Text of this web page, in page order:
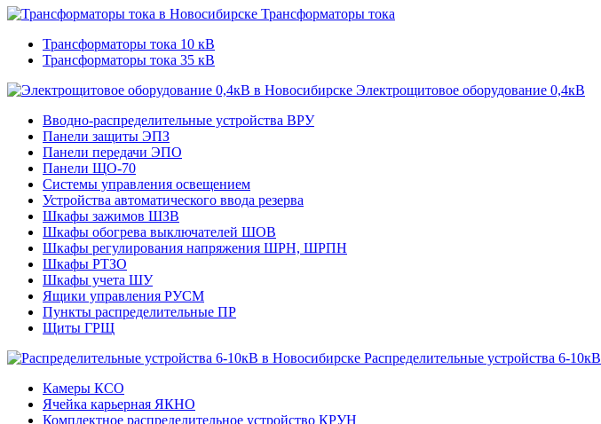
Трансформаторы тока
Трансформаторы тока 10 кВ
Трансформаторы тока 35 кВ
Электрощитовое оборудование 0,4кВ
Вводно-распределительные устройства ВРУ
Панели защиты ЭПЗ
Панели передачи ЭПО
Панели ЩО-70
Системы управления освещением
Устройства автоматического ввода резерва
Шкафы зажимов ШЗВ
Шкафы обогрева выключателей ШОВ
Шкафы регулирования напряжения ШРН, ШРПН
Шкафы РТЗО
Шкафы учета ШУ
Ящики управления РУСМ
Пункты распределительные ПР
Щиты ГРЩ
Распределительные устройства 6-10кВ
Камеры КСО
Ячейка карьерная ЯКНО
Комплектное распределительное устройство КРУН